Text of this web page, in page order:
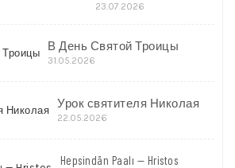
23.07.2026
В День Святой Троицы
31.05.2026
Урок святителя Николая
22.05.2026
Hepsindän Paalı — Hristos